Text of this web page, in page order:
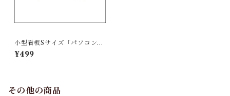
小型看板Sサイズ「パソコン教
室（余白付・青字）」 屋外可
【スクール・教室・塾】
¥499
その他の商品